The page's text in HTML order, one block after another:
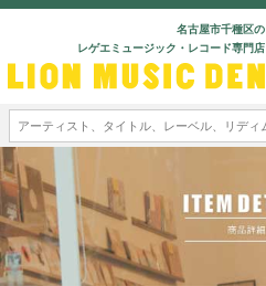
名古屋市千種区の
レゲエミュージック・レコード専門店